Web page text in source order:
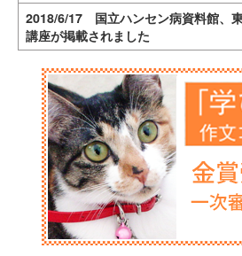
2018/6/17 国立ハンセン病資料館、
講座が掲載されました